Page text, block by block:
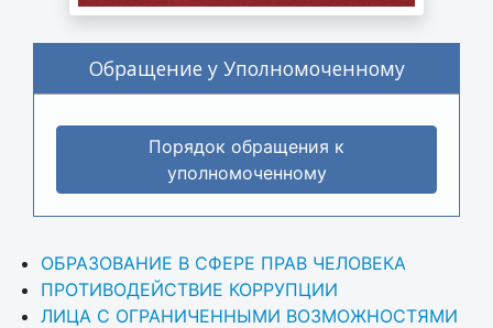
Обращение у Уполномоченному
Порядок обращения к
уполномоченному
ОБРАЗОВАНИЕ В СФЕРЕ ПРАВ ЧЕЛОВЕКА
ПРОТИВОДЕЙСТВИЕ КОРРУПЦИИ
ЛИЦА С ОГРАНИЧЕННЫМИ ВОЗМОЖНОСТЯМИ